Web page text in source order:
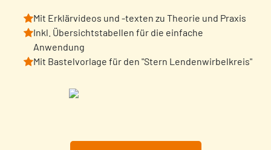
Mit Erklärvideos und -texten zu Theorie und Praxis
Inkl. Übersichtstabellen für die einfache
Anwendung
Mit Bastelvorlage für den "Stern Lendenwirbelkreis"